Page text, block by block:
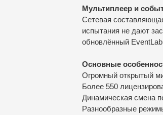
Мультиплеер и
Сетевая
испытания не дают
обновлённый
Основные
Огромный открытый
Более 550
Динамическая смена
Разнообразные